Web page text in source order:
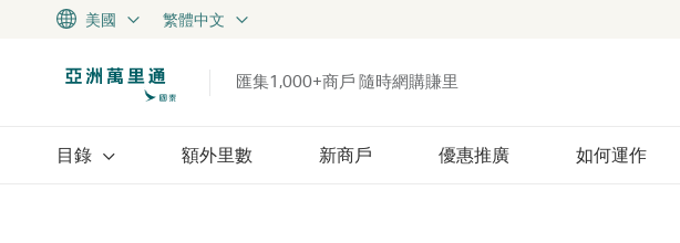
美國 繁體中文
匯集1,000+商戶 隨時網購賺里
目錄 額外里數 新商戶 優惠推廣 如何運作